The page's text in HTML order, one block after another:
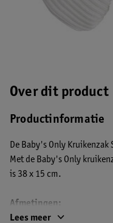
Over dit product
Productinformatie
De Baby's Only
Met de Baby's Only
is 38 x 15 cm.
Afmetingen:
38 x 15 cm
Lees meer